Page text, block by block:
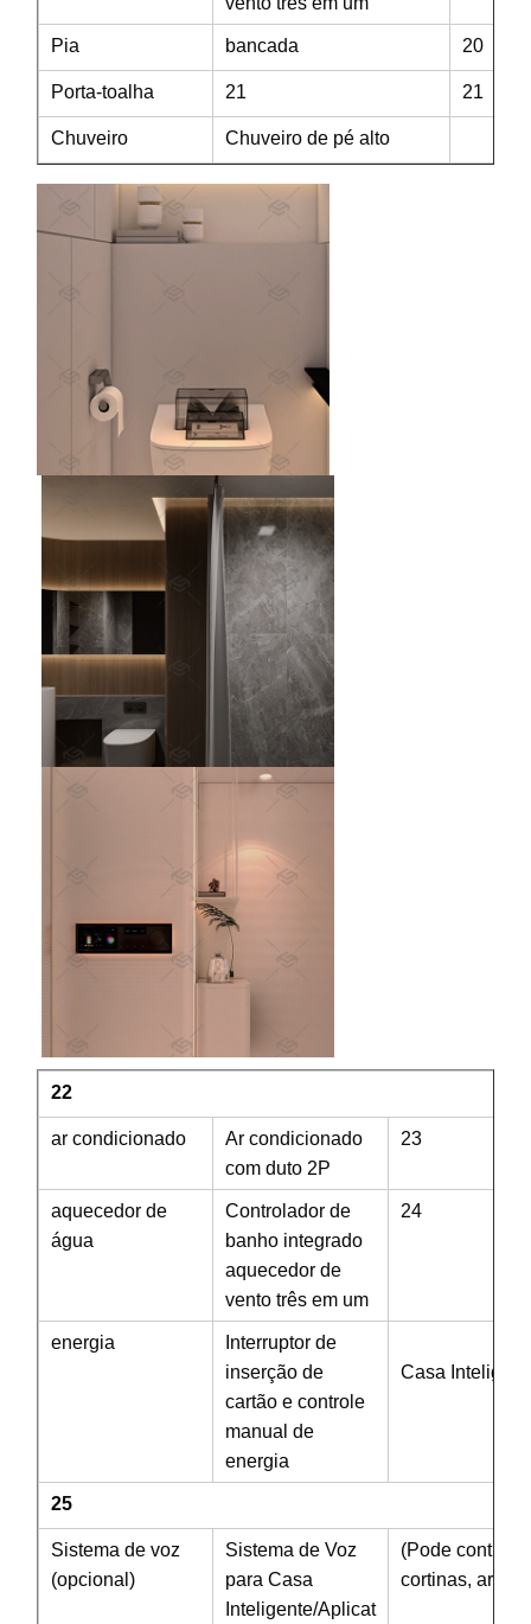
Pia bancada 20
Porta-toalha 21 21
Chuveiro Chuveiro de pé alto
22
ar condicionado
Ar condicionado
com duto 2P
23
aquecedor de
água
Controlador de
banho integrado
aquecedor de
vento três em um
24
energia
Interruptor de
inserção de
cartão e controle
manual de
energia
Casa
25
Sistema de voz
(opcional)
Sistema de Voz
para Casa
Inteligente/Aplicat
(Pode
cortinas, ar